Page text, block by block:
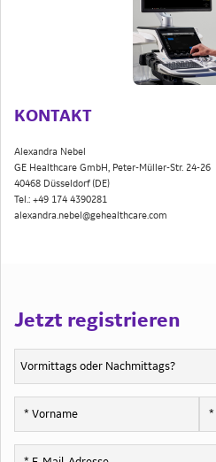
KONTAKT
Alexandra Nebel
GE Healthcare GmbH, Peter-Müller-Str. 24-26
40468 Düsseldorf (DE)
Tel.: +49 174 4390281
alexandra.nebel@gehealthcare.com
Jetzt registrieren